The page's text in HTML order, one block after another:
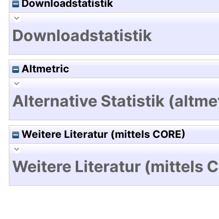
Downloadstatistik
Downloadstatistik
Altmetric
Alternative Statistik
Weitere Literatur (mittels CORE)
Weitere Literatur (mittels